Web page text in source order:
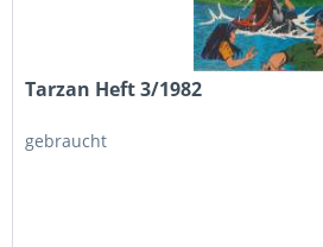
Tarzan Heft 3/1982
gebraucht